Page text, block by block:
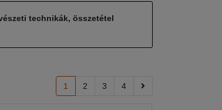
technikák, összetétel
1 2 3 4